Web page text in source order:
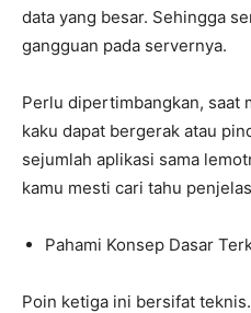
data yang besar. Sehingga
gangguan pada servernya.
Perlu dipertimbangkan, saat
kaku dapat bergerak atau
sejumlah aplikasi sama
kamu mesti cari tahu
Pahami Konsep Dasar
Poin ketiga ini bersifat